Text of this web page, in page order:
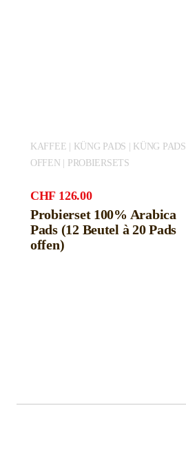
KAFFEE | KÜNG PADS | KÜNG PADS
OFFEN | PROBIERSETS
CHF 126.00
Probierset 100% Arabica
Pads (12 Beutel à 20 Pads
offen)